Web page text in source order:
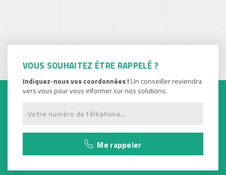
VOUS SOUHAITEZ ÊTRE RAPPELÉ ?
Indiquez-nous vos coordonnées ! Un conseiller reviendra
vers vous pour vous informer sur nos solutions.
Me rappeler